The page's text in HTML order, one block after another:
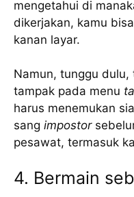
mengetahui di
dikerjakan, kamu
kanan layar.
Namun, tunggu
tampak pada menu
harus menemukan
sang impostor
pesawat, termasuk
4. Bermain